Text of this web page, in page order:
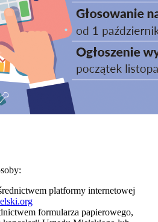
platformy internetowej
formularza papierowego,